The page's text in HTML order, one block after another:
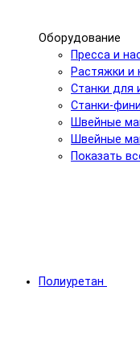
Оборудование
Пресса и
Растяжки и
Станки для
Станки-
Швейные
Швейные
Показать
Полиуретан